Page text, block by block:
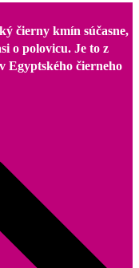
čierny kmín súčasne,
o polovicu. Je to z
Egyptského čierneho